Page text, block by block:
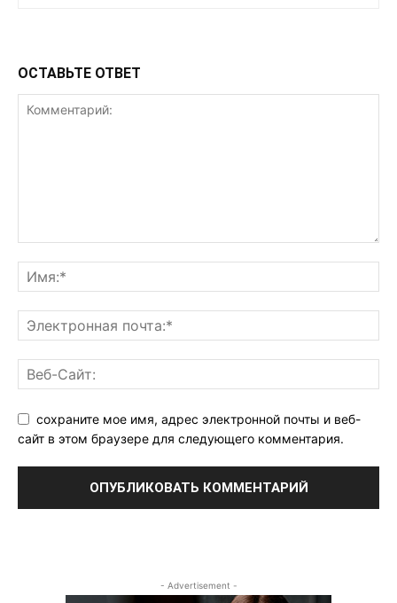
ОСТАВЬТЕ ОТВЕТ
сохраните мое имя, адрес электронной почты и веб-
сайт в этом браузере для следующего комментария.
- Advertisement -